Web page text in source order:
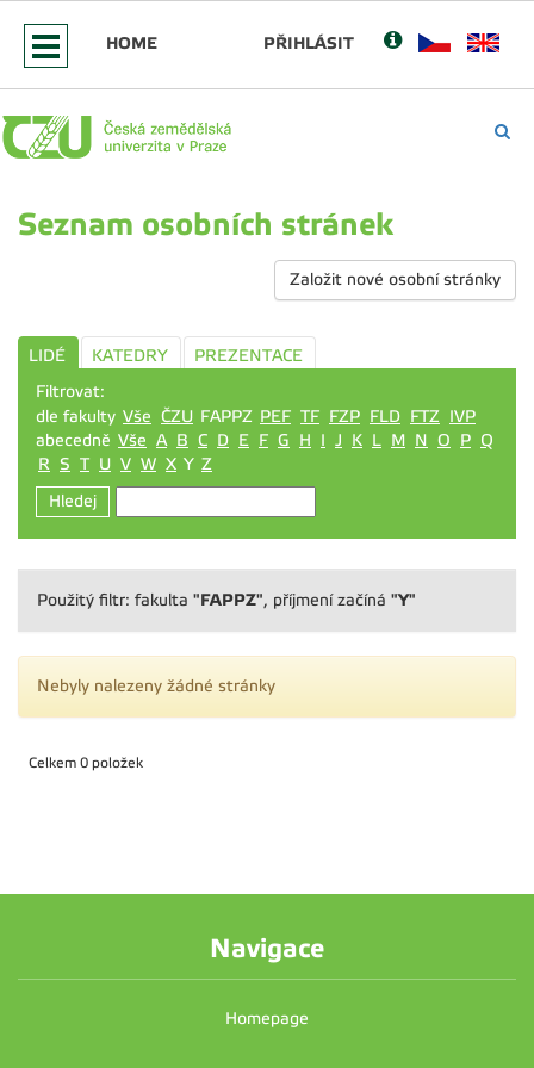
HOME PŘIHLÁSIT
Seznam osobních stránek
Založit nové osobní stránky
LIDÉ KATEDRY
PREZENTACE
Filtrovat:
dle fakulty Vše ČZU FAPPZ PEF TF FZP FLD FTZ IVP
abecedně Vše A B C D E F G H I J K L M N O P Q
R S T U V W X Y Z
Hledej
Použitý filtr: fakulta "FAPPZ", příjmení začíná "Y"
Nebyly nalezeny žádné stránky
Celkem 0 položek
Navigace
Homepage